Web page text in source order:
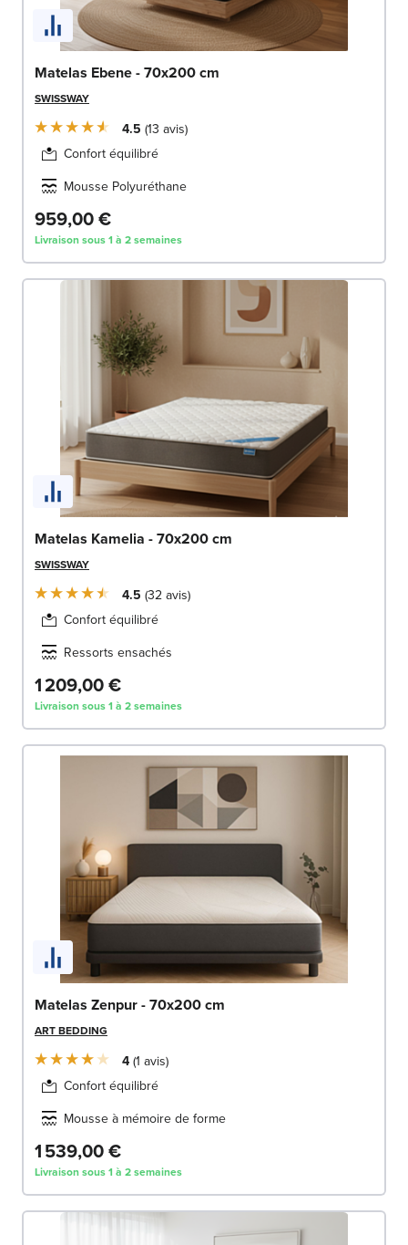
Matelas Ebene - 70x200 cm
SWISSWAY
4.5 13 avis
Confort équilibré
Mousse Polyuréthane
959,00 €
Livraison sous 1 à 2 semaines
Matelas Kamelia - 70x200 cm
SWISSWAY
4.5 32 avis
Confort équilibré
Ressorts ensachés
1 209,00 €
Livraison sous 1 à 2 semaines
Matelas Zenpur - 70x200 cm
ART BEDDING
4 1 avis
Confort équilibré
Mousse à mémoire de forme
1 539,00 €
Livraison sous 1 à 2 semaines